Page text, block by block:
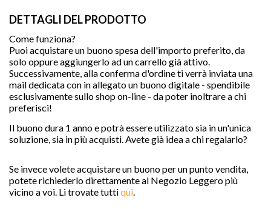

DETTAGLI DEL PRODOTTO
Come funziona?
Puoi acquistare un buono spesa dell'importo preferito, da
solo oppure aggiungerlo ad un carrello già attivo.
Successivamente, alla conferma d'ordine ti verrà inviata una
mail dedicata con in allegato un buono digitale - spendibile
esclusivamente sullo shop on-line - da poter inoltrare a chi
preferisci!
Il buono dura 1 anno e potrà essere utilizzato sia in un'unica
soluzione, sia in più acquisti. Avete già idea a chi regalarlo?
Se invece volete acquistare un buono per un punto vendita,
potete richiederlo direttamente al Negozio Leggero più
vicino a voi. Li trovate tuttiqui